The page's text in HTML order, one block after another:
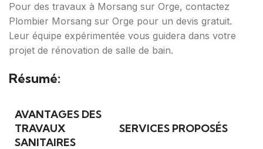
Pour des travaux à Morsang sur Orge, contactez
Plombier Morsang sur Orge pour un devis gratuit.
Leur équipe expérimentée vous guidera dans votre
projet de rénovation de salle de bain.
Résumé:
AVANTAGES DES
TRAVAUX
SANITAIRES
SERVICES PROPOSÉS